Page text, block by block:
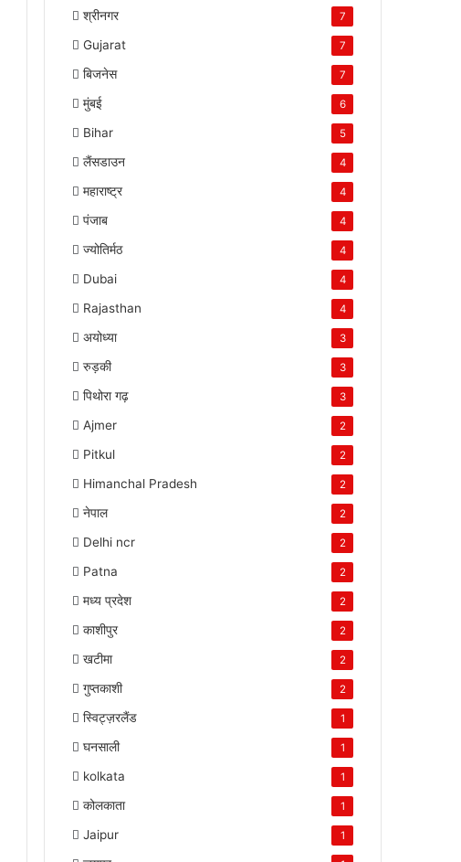
श्रीनगर 7
Gujarat 7
बिजनेस 7
मुंबई 6
Bihar 5
लैंसडाउन 4
महाराष्ट्र 4
पंजाब 4
ज्योतिर्मठ 4
Dubai 4
Rajasthan 4
अयोध्या 3
रुड़की 3
पिथोरा गढ़ 3
Ajmer 2
Pitkul 2
Himanchal Pradesh 2
नेपाल 2
Delhi ncr 2
Patna 2
मध्य प्रदेश 2
काशीपुर 2
खटीमा 2
गुप्तकाशी 2
स्विट्ज़रलैंड 1
घनसाली 1
kolkata 1
कोलकाता 1
Jaipur 1